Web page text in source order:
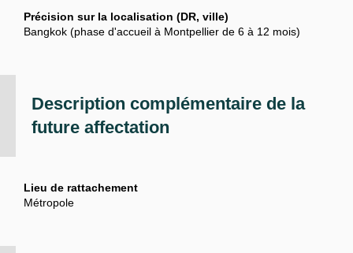
Précision sur la localisation (DR, ville)
Bangkok (phase d'accueil à Montpellier de 6 à 12 mois)
Description complémentaire de la
future affectation
Lieu de rattachement
Métropole